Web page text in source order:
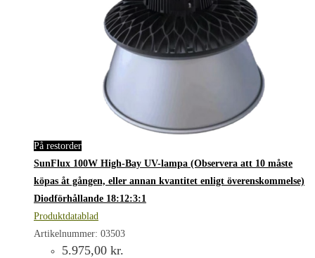
På restorder
SunFlux 100W High-Bay UV-lampa (Observera att 10 måste
köpas åt gången, eller annan kvantitet enligt överenskommelse)
Diodförhållande 18:12:3:1
Produktdatablad
Artikelnummer: 03503
5.975,00 kr.